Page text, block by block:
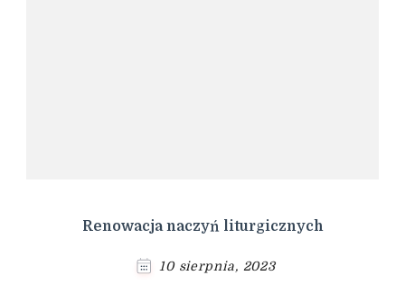
Renowacja naczyń liturgicznych
10 sierpnia, 2023